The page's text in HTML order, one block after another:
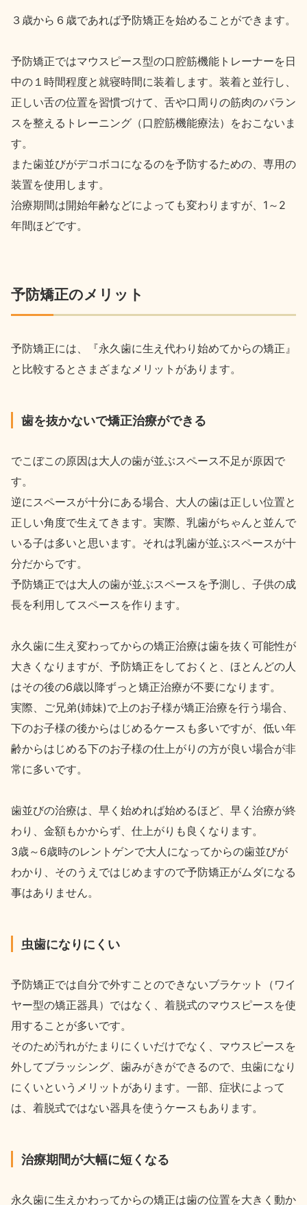
３歳から６歳であれば予防矯正を始めることができます。
予防矯正ではマウスピース型の口腔筋機能トレーナーを日
中の１時間程度と就寝時間に装着します。装着と並行し、
正しい舌の位置を習慣づけて、舌や口周りの筋肉のバラン
スを整えるトレーニング（口腔筋機能療法）をおこないま
す。
また歯並びがデコボコになるのを予防するための、専用の
装置を使用します。
治療期間は開始年齢などによっても変わりますが、1～2
年間ほどです。
予防矯正のメリット
予防矯正には、『永久歯に生え代わり始めてからの矯正』
と比較するとさまざまなメリットがあります。
歯を抜かないで矯正治療ができる
でこぼこの原因は大人の歯が並ぶスペース不足が原因で
す。
逆にスペースが十分にある場合、大人の歯は正しい位置と
正しい角度で生えてきます。実際、乳歯がちゃんと並んで
いる子は多いと思います。それは乳歯が並ぶスペースが十
分だからです。
予防矯正では大人の歯が並ぶスペースを予測し、子供の成
長を利用してスペースを作ります。
永久歯に生え変わってからの矯正治療は歯を抜く可能性が
大きくなりますが、予防矯正をしておくと、ほとんどの人
はその後の6歳以降ずっと矯正治療が不要になります。
実際、ご兄弟(姉妹)で上のお子様が矯正治療を行う場合、
下のお子様の後からはじめるケースも多いですが、低い年
齢からはじめる下のお子様の仕上がりの方が良い場合が非
常に多いです。
歯並びの治療は、早く始めれば始めるほど、早く治療が終
わり、金額もかからず、仕上がりも良くなります。
3歳～6歳時のレントゲンで大人になってからの歯並びが
わかり、そのうえではじめますので予防矯正がムダになる
事はありません。
虫歯になりにくい
予防矯正では自分で外すことのできないブラケット（ワイ
ヤー型の矯正器具）ではなく、着脱式のマウスピースを使
用することが多いです。
そのため汚れがたまりにくいだけでなく、マウスピースを
外してブラッシング、歯みがきができるので、虫歯になり
にくいというメリットがあります。一部、症状によって
は、着脱式ではない器具を使うケースもあります。
治療期間が大幅に短くなる
永久歯に生えかわってからの矯正は歯の位置を大きく動か